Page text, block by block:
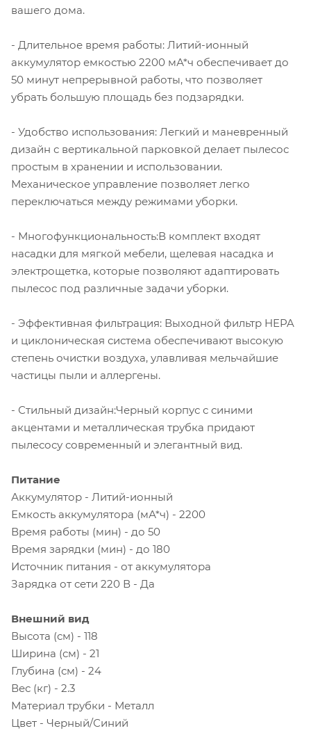
вашего дома.
- Длительное время работы: Литий-ионный
аккумулятор емкостью 2200 мА*ч обеспечивает до
50 минут непрерывной работы, что позволяет
убрать большую площадь без подзарядки.
- Удобство использования: Легкий и маневренный
дизайн с вертикальной парковкой делает пылесос
простым в хранении и использовании.
Механическое управление позволяет легко
переключаться между режимами уборки.
- Многофункциональность:В комплект входят
насадки для мягкой мебели, щелевая насадка и
электрощетка, которые позволяют адаптировать
пылесос под различные задачи уборки.
- Эффективная фильтрация: Выходной фильтр HEPA
и циклоническая система обеспечивают высокую
степень очистки воздуха, улавливая мельчайшие
частицы пыли и аллергены.
- Стильный дизайн:Черный корпус с синими
акцентами и металлическая трубка придают
пылесосу современный и элегантный вид.
Питание
Аккумулятор - Литий-ионный
Емкость аккумулятора (мА*ч) - 2200
Время работы (мин) - до 50
Время зарядки (мин) - до 180
Источник питания - от аккумулятора
Зарядка от сети 220 В - Да
Внешний вид
Высота (см) - 118
Ширина (см) - 21
Глубина (см) - 24
Вес (кг) - 2.3
Материал трубки - Металл
Цвет - Черный/Синий